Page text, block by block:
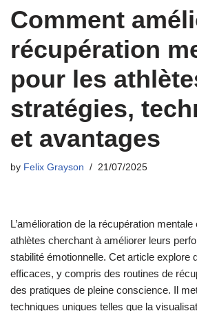
Comment
récupération
pour les
stratégies,
et avantages
by Felix Grayson 21/07/2025
L’amélioration de la récupération
athlètes cherchant à améliorer leurs
stabilité émotionnelle. Cet article explore
efficaces, y compris des routines de
des pratiques de pleine conscience. Il
techniques uniques telles que la